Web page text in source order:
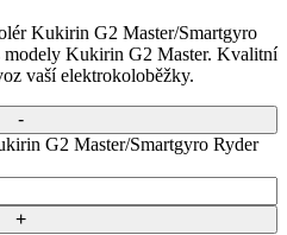
Kukirin G2 Master/Smartgyro
Kukirin G2 Master. Kvalitní
vaší elektrokoloběžky.
G2 Master/Smartgyro Ryder